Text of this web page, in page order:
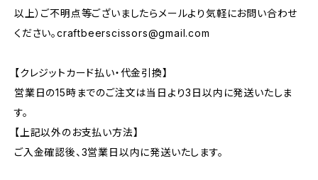
以上）ご不明点等ございましたらメールより気軽にお問い合わせ
ください。craftbeerscissors@gmail.com
【クレジットカード払い・代金引換】
営業日の15時までのご注文は当日より3日以内に発送いたしま
す。
【上記以外のお支払い方法】
ご入金確認後、3営業日以内に発送いたします。